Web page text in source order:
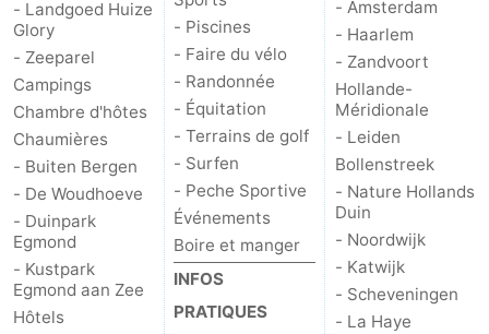
Duin
Katwijk
-
Scheveningen
-
La
Haye
-
Rotterdam
Rockanje
Météo
Contact
- Landgoed Huize
Glory
- Zeeparel
Campings
Chambre d'hôtes
Chaumières
- Buiten Bergen
- De Woudhoeve
- Duinpark
Egmond
- Kustpark
Egmond aan Zee
Hôtels
- Piscines
- Faire du vélo
- Randonnée
- Équitation
- Terrains de golf
- Surfen
- Peche Sportive
Événements
Boire et manger
INFOS
PRATIQUES
- Amsterdam
- Haarlem
- Zandvoort
Hollande-
Méridionale
- Leiden
Bollenstreek
- Nature Hollands
Duin
- Noordwijk
- Katwijk
- Scheveningen
- La Haye